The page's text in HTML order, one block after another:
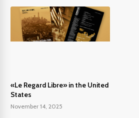
«Le Regard Libre» in the United
States
November 14, 2025